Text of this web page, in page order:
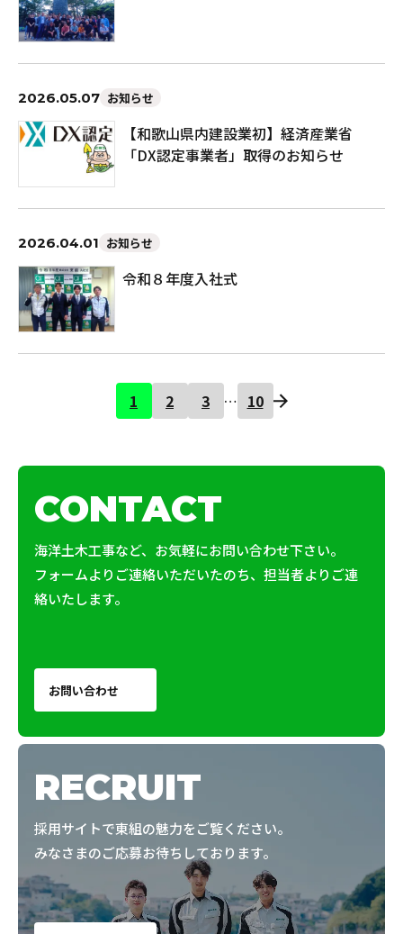
2026.05.07 お知らせ
【和歌山県内建設業初】経済産業省
「DX認定事業者」取得のお知らせ
2026.04.01 お知らせ
令和８年度入社式
1 2 3 … 10
CONTACT
海洋土木工事など、お気軽にお問い合わせ下さい。
フォームよりご連絡いただいたのち、担当者よりご連
絡いたします。
お問い合わせ
RECRUIT
採用サイトで東組の魅力をご覧ください。
みなさまのご応募お待ちしております。